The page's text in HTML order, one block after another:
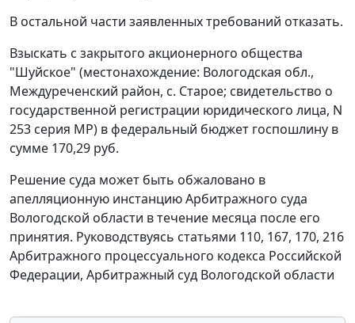
В остальной части заявленных требований отказать.
Взыскать с закрытого акционерного общества
"Шуйское" (местонахождение: Вологодская обл.,
Междуреченский район, с. Старое; свидетельство о
государственной регистрации юридического лица, N
253 серия МР) в федеральный бюджет госпошлину в
сумме 170,29 руб.
Решение суда может быть обжаловано в
апелляционную инстанцию Арбитражного суда
Вологодской области в течение месяца после его
принятия. Руководствуясь статьями 110, 167, 170, 216
Арбитражного процессуального кодекса Российской
Федерации, Арбитражный суд Вологодской области